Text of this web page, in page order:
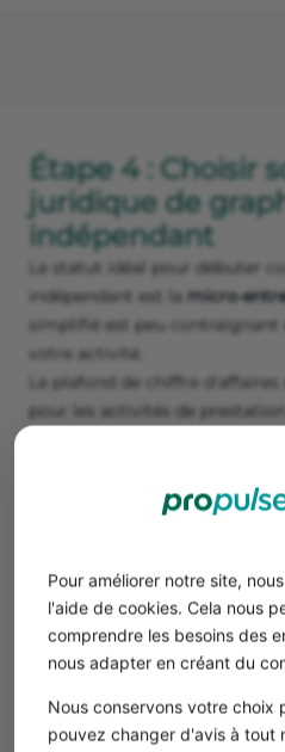
Pour améliorer notre site,
l'aide de cookies. Cela nous
comprendre les besoins des
nous adapter en créant du
Nous conservons votre choix
pouvez changer d'avis à tout
Étape 4 : Choisir
juridique de
indépendant
Le statut idéal pour débuter
indépendant est la micro-
simplifié est peu
votre activité.
Le plafond de chiffre
pour les activités de prestation
SASU ou l'EURL
Nombre
d'associés
minimum
1
Ultra-